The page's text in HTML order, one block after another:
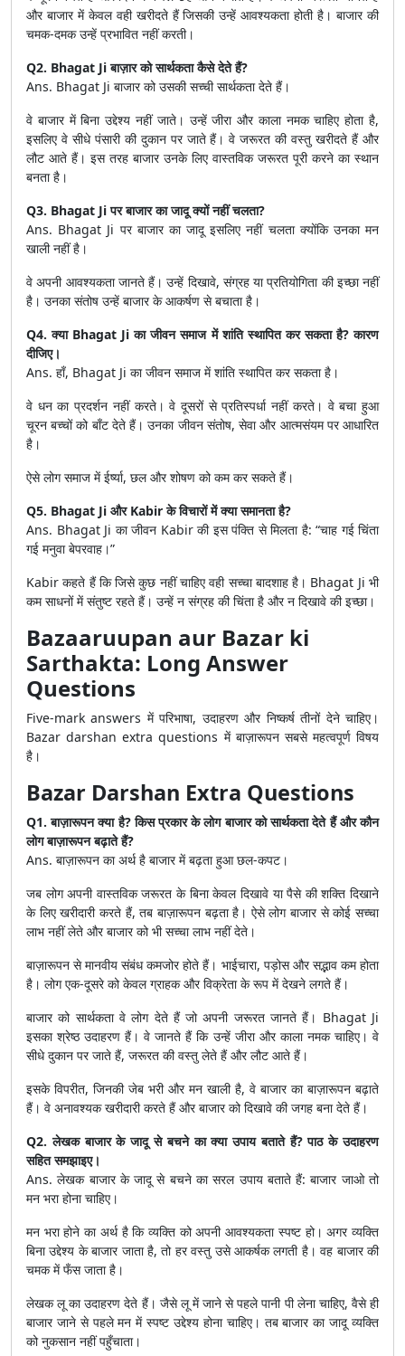
और बाजार में केवल वही खरीदते हैं जिसकी उन्हें आवश्यकता होती है। बाजार की
चमक-दमक उन्हें प्रभावित नहीं करती।
Q2. Bhagat Ji बाज़ार को सार्थकता कैसे देते हैं?
Ans. Bhagat Ji बाजार को उसकी सच्ची सार्थकता देते हैं।
वे बाजार में बिना उद्देश्य नहीं जाते। उन्हें जीरा और काला नमक चाहिए होता है,
इसलिए वे सीधे पंसारी की दुकान पर जाते हैं। वे जरूरत की वस्तु खरीदते हैं और
लौट आते हैं। इस तरह बाजार उनके लिए वास्तविक जरूरत पूरी करने का स्थान
बनता है।
Q3. Bhagat Ji पर बाजार का जादू क्यों नहीं चलता?
Ans. Bhagat Ji पर बाजार का जादू इसलिए नहीं चलता क्योंकि उनका मन
खाली नहीं है।
वे अपनी आवश्यकता जानते हैं। उन्हें दिखावे, संग्रह या प्रतियोगिता की इच्छा नहीं
है। उनका संतोष उन्हें बाजार के आकर्षण से बचाता है।
Q4. क्या Bhagat Ji का जीवन समाज में शांति स्थापित कर सकता है? कारण
दीजिए।
Ans. हाँ, Bhagat Ji का जीवन समाज में शांति स्थापित कर सकता है।
वे धन का प्रदर्शन नहीं करते। वे दूसरों से प्रतिस्पर्धा नहीं करते। वे बचा हुआ
चूरन बच्चों को बाँट देते हैं। उनका जीवन संतोष, सेवा और आत्मसंयम पर आधारित
है।
ऐसे लोग समाज में ईर्ष्या, छल और शोषण को कम कर सकते हैं।
Q5. Bhagat Ji और Kabir के विचारों में क्या समानता है?
Ans. Bhagat Ji का जीवन Kabir की इस पंक्ति से मिलता है: “चाह गई चिंता
गई मनुवा बेपरवाह।”
Kabir कहते हैं कि जिसे कुछ नहीं चाहिए वही सच्चा बादशाह है। Bhagat Ji भी
कम साधनों में संतुष्ट रहते हैं। उन्हें न संग्रह की चिंता है और न दिखावे की इच्छा।
Bazaaruupan aur Bazar ki
Sarthakta: Long Answer
Questions
Five-mark answers में परिभाषा, उदाहरण और निष्कर्ष तीनों देने चाहिए।
Bazar darshan extra questions में बाज़ारूपन सबसे महत्वपूर्ण विषय
है।
Bazar Darshan Extra Questions
Q1. बाज़ारूपन क्या है? किस प्रकार के लोग बाजार को सार्थकता देते हैं और कौन
लोग बाज़ारूपन बढ़ाते हैं?
Ans. बाज़ारूपन का अर्थ है बाजार में बढ़ता हुआ छल-कपट।
जब लोग अपनी वास्तविक जरूरत के बिना केवल दिखावे या पैसे की शक्ति दिखाने
के लिए खरीदारी करते हैं, तब बाज़ारूपन बढ़ता है। ऐसे लोग बाजार से कोई सच्चा
लाभ नहीं लेते और बाजार को भी सच्चा लाभ नहीं देते।
बाज़ारूपन से मानवीय संबंध कमजोर होते हैं। भाईचारा, पड़ोस और सद्भाव कम होता
है। लोग एक-दूसरे को केवल ग्राहक और विक्रेता के रूप में देखने लगते हैं।
बाजार को सार्थकता वे लोग देते हैं जो अपनी जरूरत जानते हैं। Bhagat Ji
इसका श्रेष्ठ उदाहरण हैं। वे जानते हैं कि उन्हें जीरा और काला नमक चाहिए। वे
सीधे दुकान पर जाते हैं, जरूरत की वस्तु लेते हैं और लौट आते हैं।
इसके विपरीत, जिनकी जेब भरी और मन खाली है, वे बाजार का बाज़ारूपन बढ़ाते
हैं। वे अनावश्यक खरीदारी करते हैं और बाजार को दिखावे की जगह बना देते हैं।
Q2. लेखक बाजार के जादू से बचने का क्या उपाय बताते हैं? पाठ के उदाहरण
सहित समझाइए।
Ans. लेखक बाजार के जादू से बचने का सरल उपाय बताते हैं: बाजार जाओ तो
मन भरा होना चाहिए।
मन भरा होने का अर्थ है कि व्यक्ति को अपनी आवश्यकता स्पष्ट हो। अगर व्यक्ति
बिना उद्देश्य के बाजार जाता है, तो हर वस्तु उसे आकर्षक लगती है। वह बाजार की
चमक में फँस जाता है।
लेखक लू का उदाहरण देते हैं। जैसे लू में जाने से पहले पानी पी लेना चाहिए, वैसे ही
बाजार जाने से पहले मन में स्पष्ट उद्देश्य होना चाहिए। तब बाजार का जादू व्यक्ति
को नुकसान नहीं पहुँचाता।